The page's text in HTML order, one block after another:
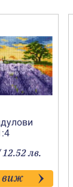
лв.
виж